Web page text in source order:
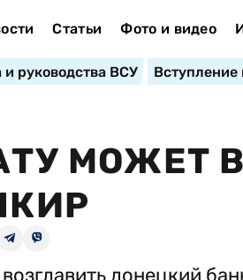
Статьи Фото и видео
и руководства ВСУ Вступление
МОЖЕТ